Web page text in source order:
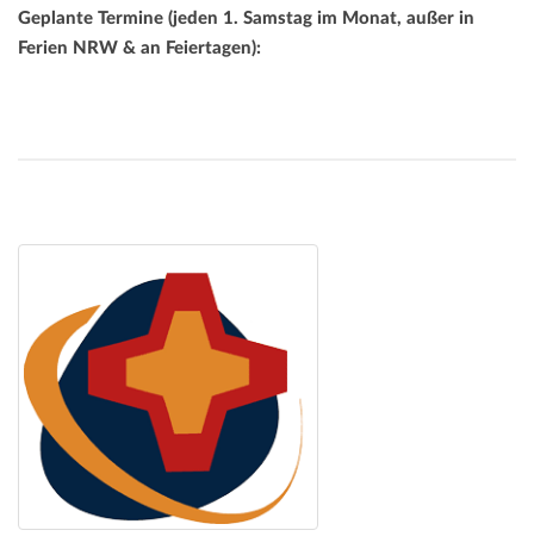
Geplante Termine (jeden 1. Samstag im Monat, außer in
Ferien NRW & an Feiertagen):